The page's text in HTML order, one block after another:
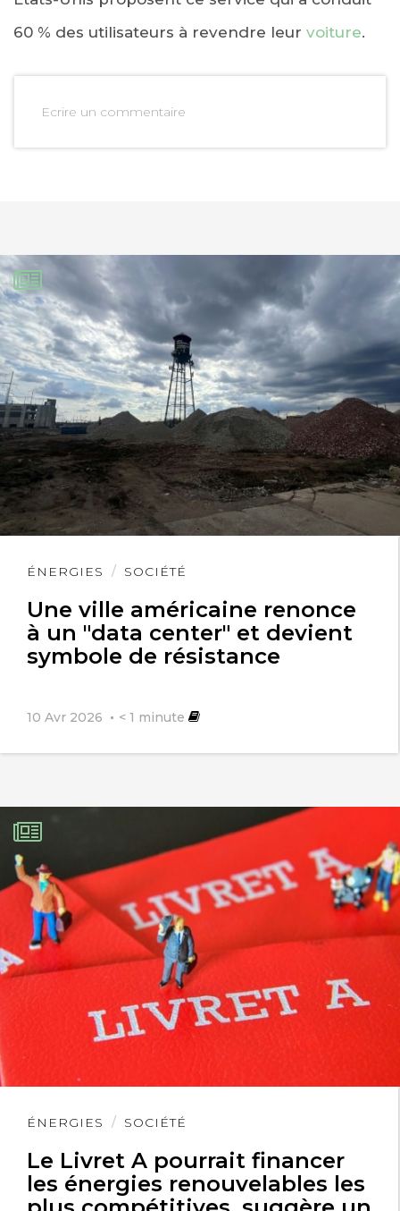
60 % des utilisateurs à revendre leur voiture.
Ecrire un commentaire
ÉNERGIES SOCIÉTÉ
Une ville américaine renonce
à un "data center" et devient
symbole de résistance
10 Avr 2026 < 1 minute
Lire
ÉNERGIES SOCIÉTÉ
Le Livret A pourrait financer
les énergies renouvelables les
Lire